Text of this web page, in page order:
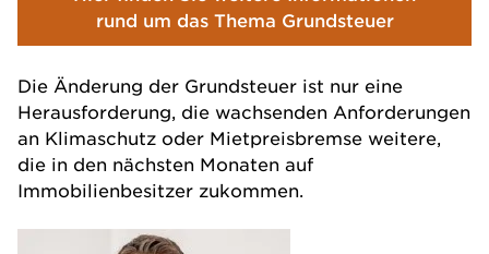
rund um das Thema Grundsteuer
Die Änderung der Grundsteuer ist nur eine
Herausforderung, die wachsenden Anforderungen
an Klimaschutz oder Mietpreisbremse weitere,
die in den nächsten Monaten auf
Immobilienbesitzer zukommen.